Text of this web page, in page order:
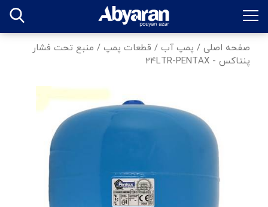
صفحه اصلی / پمپ آب / قطعات پمپ / منبع تحت فشار
پنتاکس - 24LTR-PENTAX